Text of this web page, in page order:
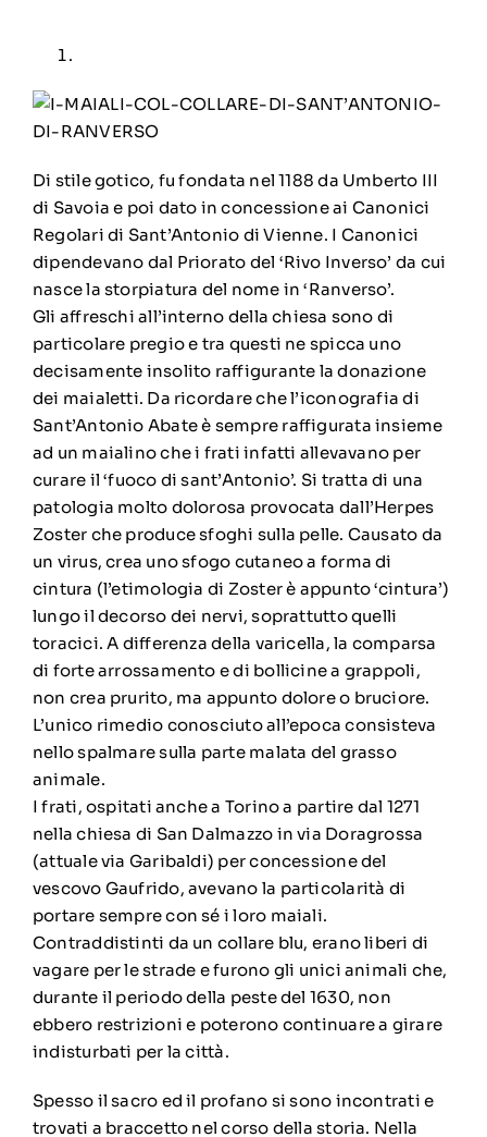
Di stile gotico, fu fondata nel 1188 da Umberto III
di Savoia e poi dato in concessione ai Canonici
Regolari di Sant’Antonio di Vienne. I Canonici
dipendevano dal Priorato del ‘Rivo Inverso’ da cui
nasce la storpiatura del nome in ‘Ranverso’.
Gli affreschi all’interno della chiesa sono di
particolare pregio e tra questi ne spicca uno
decisamente insolito raffigurante la donazione
dei maialetti. Da ricordare che l’iconografia di
Sant’Antonio Abate è sempre raffigurata insieme
ad un maialino che i frati infatti allevavano per
curare il ‘fuoco di sant’Antonio’. Si tratta di una
patologia molto dolorosa provocata dall’Herpes
Zoster che produce sfoghi sulla pelle. Causato da
un virus, crea uno sfogo cutaneo a forma di
cintura (l’etimologia di Zoster è appunto ‘cintura’)
lungo il decorso dei nervi, soprattutto quelli
toracici. A differenza della varicella, la comparsa
di forte arrossamento e di bollicine a grappoli,
non crea prurito, ma appunto dolore o bruciore.
L’unico rimedio conosciuto all’epoca consisteva
nello spalmare sulla parte malata del grasso
animale.
I frati, ospitati anche a Torino a partire dal 1271
nella chiesa di San Dalmazzo in via Doragrossa
(attuale via Garibaldi) per concessione del
vescovo Gaufrido, avevano la particolarità di
portare sempre con sé i loro maiali.
Contraddistinti da un collare blu, erano liberi di
vagare per le strade e furono gli unici animali che,
durante il periodo della peste del 1630, non
ebbero restrizioni e poterono continuare a girare
indisturbati per la città.
Spesso il sacro ed il profano si sono incontrati e
trovati a braccetto nel corso della storia. Nella